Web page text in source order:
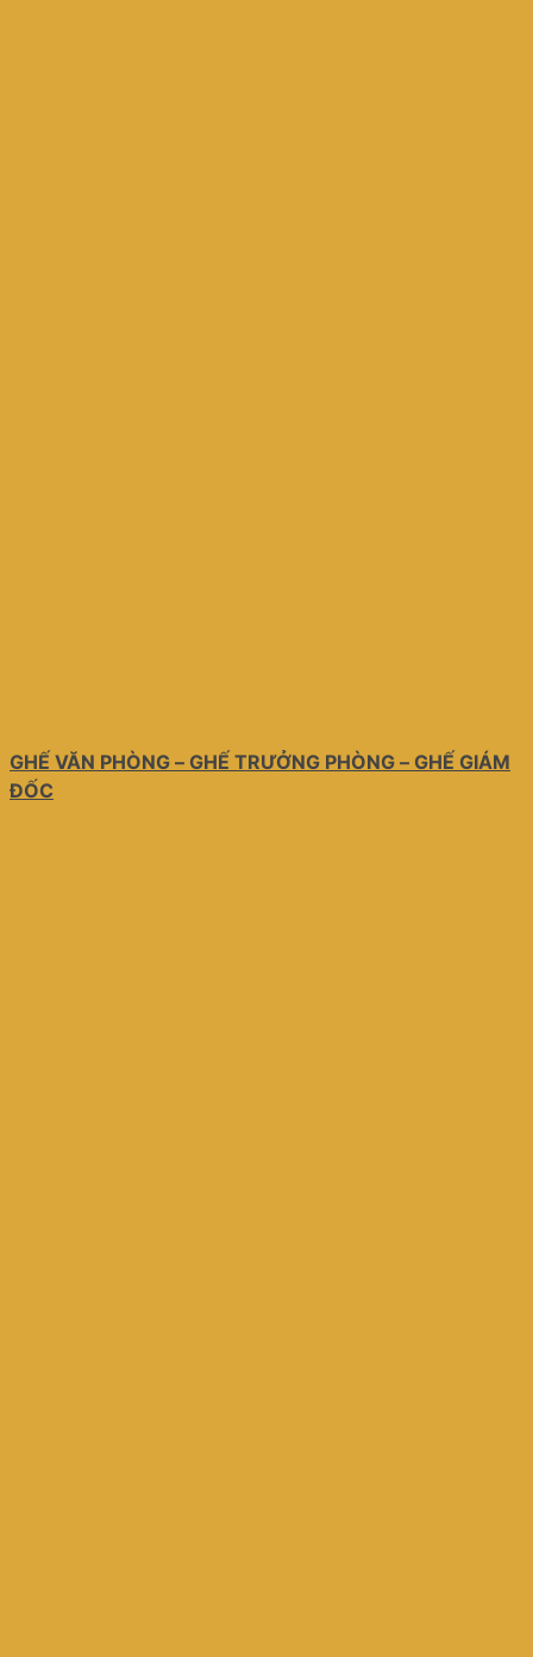
GHẾ VĂN PHÒNG – GHẾ TRƯỞNG PHÒNG – GHẾ GIÁM
ĐỐC